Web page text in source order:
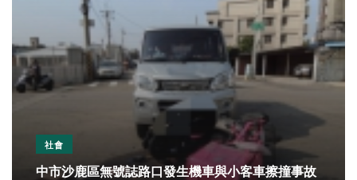
社會
中市沙鹿區無號誌路口發生機車與小客車擦撞事故